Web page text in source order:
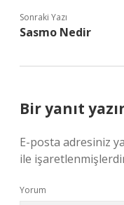
Sonraki Yazı
Sasmo Nedir
Bir yanıt
E-posta adresiniz
ile
Yorum